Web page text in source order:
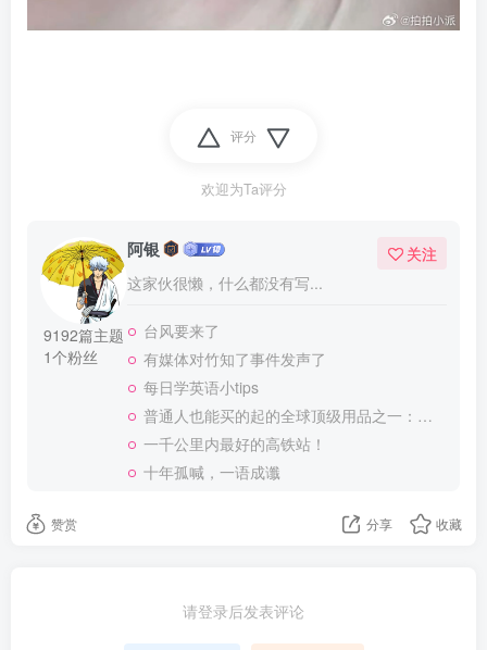
评分
欢迎为Ta评分
9192篇主题
1个粉丝
阿银
这家伙很懒，什么都没有写...
关注
台风要来了
有媒体对竹知了事件发声了
每日学英语小tips
普通人也能买的起的全球顶级用品之一：WD-40润滑除锈剂！
一千公里内最好的高铁站！
十年孤喊，一语成谶
赞赏 分享 收藏
请登录后发表评论